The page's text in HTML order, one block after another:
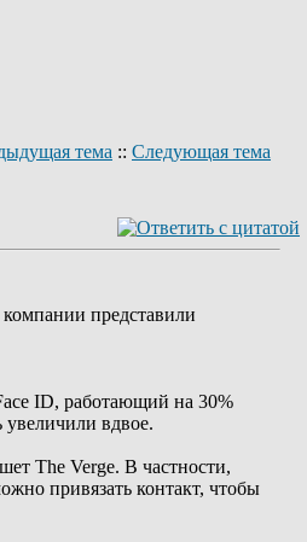
тема :: Следующая тема
представили
ID, работающий на 30%
вдвое.
The Verge. В частности,
привязать контакт, чтобы